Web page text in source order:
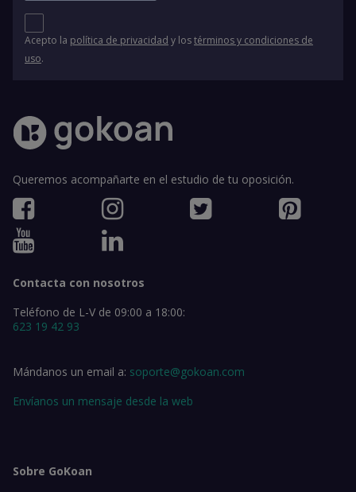
Acepto la política de privacidad y lostérminos y condiciones de
uso.
Queremos acompañarte en el estudio de tu oposición.
Contacta con nosotros
Teléfono de L-V de 09:00 a 18:00:
623 19 42 93
Mándanos un email a: soporte@gokoan.com
Envíanos un mensaje desde la web
Sobre GoKoan